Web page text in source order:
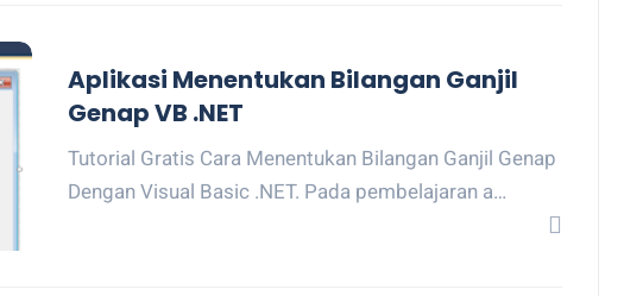
Aplikasi Menentukan Bilangan Ganjil
Genap VB .NET
Tutorial Gratis Cara Menentukan Bilangan Ganjil Genap
Dengan Visual Basic .NET. Pada pembelajaran a…